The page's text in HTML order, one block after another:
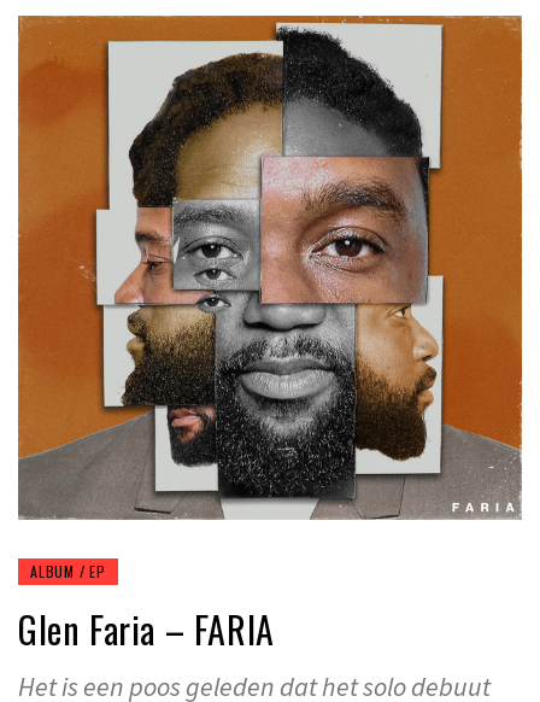
ALBUM / EP
Glen Faria – FARIA
Het is een poos geleden dat het solo debuut